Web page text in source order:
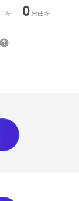
キー 0原曲キー